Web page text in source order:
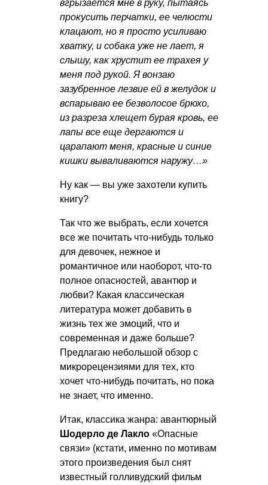
вгрызается мне в руку, пытаясь
прокусить перчатки, ее челюсти
клацают, но я просто усиливаю
хватку, и собака уже не лает, я
слышу, как хрустит ее трахея у
меня под рукой. Я вонзаю
зазубренное лезвие ей в желудок и
вспарываю ее безволосое брюхо,
из разреза хлещет бурая кровь, ее
лапы все еще дергаются и
царапают меня, красные и синие
кишки вываливаются наружу…»
Ну как — вы уже захотели купить
книгу?
Так что же выбрать, если хочется
все же почитать что-нибудь только
для девочек, нежное и
романтичное или наоборот, что-то
полное опасностей, авантюр и
любви? Какая классическая
литература может добавить в
жизнь тех же эмоций, что и
современная и даже больше?
Предлагаю небольшой обзор с
микрорецензиями для тех, кто
хочет что-нибудь почитать, но пока
не знает, что именно.
Итак, классика жанра: авантюрный
Шодерло де Лакло «Опасные
связи» (кстати, именно по мотивам
этого произведения был снят
известный голливудский фильм